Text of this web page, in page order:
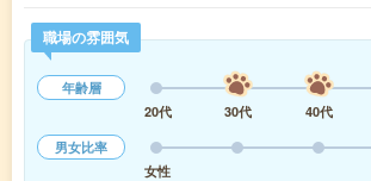
職場の雰囲気
年齢層
20代
30代 40代
男女比率
女性